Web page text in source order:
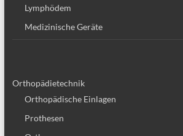
Lymphödem
Medizinische Geräte
Orthopädietechnik
Orthopädische Einlagen
Prothesen